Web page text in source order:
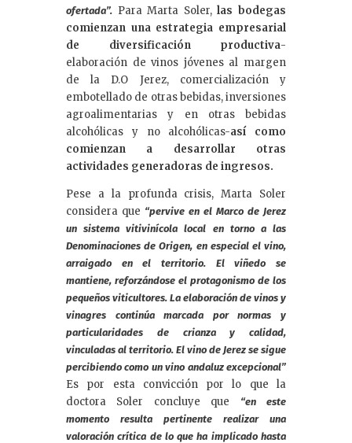
ofertada”. Para Marta Soler,las bodegas
comienzan una estrategia empresarial
de diversificación productiva-
elaboración de vinos jóvenes al margen
de la D.O Jerez, comercialización y
embotellado de otras bebidas, inversiones
agroalimentarias y en otras bebidas
alcohólicas y no alcohólicas-así como
comienzan a desarrollar otras
actividades generadoras de ingresos.
Pese a la profunda crisis, Marta Soler
considera que “pervive en el Marco de Jerez
un sistema vitivinícola local en torno a las
Denominaciones de Origen, en especial el vino,
arraigado en el territorio. El viñedo se
mantiene, reforzándose el protagonismo de los
pequeños viticultores. La elaboración de vinos y
vinagres continúa marcada por normas y
particularidades de crianza y calidad,
vinculadas al territorio. El vino de Jerez se sigue
percibiendo como un vino andaluz excepcional”
Es por esta convicción por lo que la
doctora Soler concluye que
“en este
momento resulta pertinente realizar una
valoración crítica de lo que ha implicado hasta